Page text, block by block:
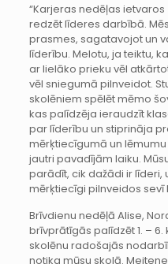
“Karjeras nedēļas
redzēt līderes darbībā.
prasmes, sagatavojot un
līderību. Melotu, ja teiktu,
ar lielāko prieku vēl
vēl sniegumā pilnveidot.
skolēniem spēlēt mēmo
kas palīdzēja ieraudzīt
par līderību un stiprināja
mērķtiecīgumā un
jautri pavadījām laiku.
parādīt, cik dažādi ir līderi,
mērķtiecīgi pilnveidos
Brīvdienu nedēļā Alise,
brīvprātīgās palīdzēt 1. –
skolēnu radošajās
notika mūsu skolā.